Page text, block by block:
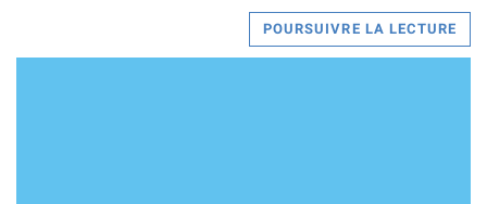
POURSUIVRE LA LECTURE